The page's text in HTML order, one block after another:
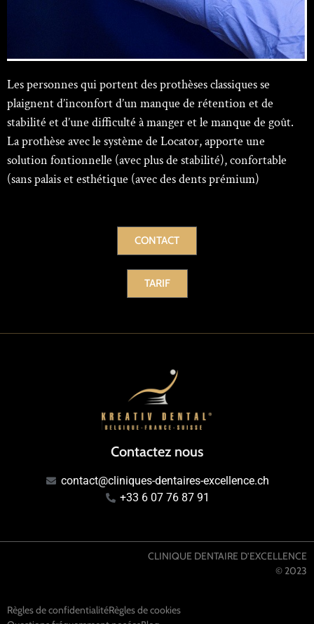
Les personnes qui portent des prothèses classiques se
plaignent d’inconfort d’un manque de rétention et de
stabilité et d’une difficulté à manger et le manque de goût.
La prothèse avec le système de Locator, apporte une
solution fontionnelle (avec plus de stabilité), confortable
(sans palais et esthétique (avec des dents prémium)
CONTACT
TARIF
Contactez nous
contact@cliniques-dentaires-excellence.ch
+33 6 07 76 87 91
CLINIQUE DENTAIRE D’EXCELLENCE
© 2023
Règles de confidentialitéRègles de cookies